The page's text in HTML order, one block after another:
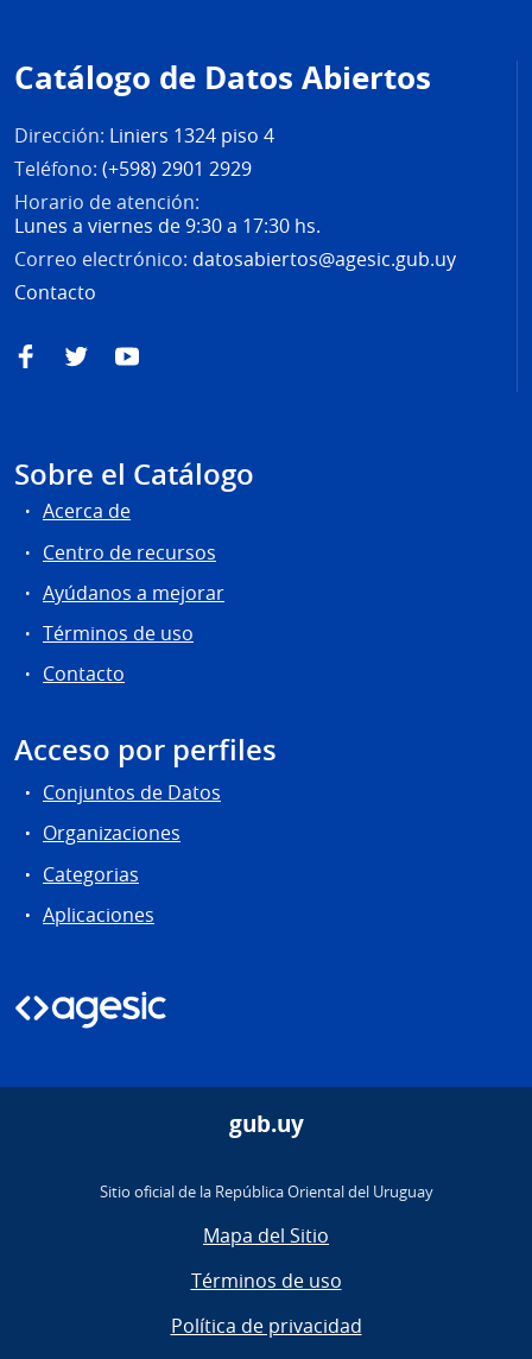
de
página
Catálogo de Datos Abiertos
Dirección: Liniers 1324 piso 4
Teléfono: (+598) 2901 2929
Horario de atención:
Lunes a viernes de 9:30 a 17:30 hs.
Correo electrónico: datosabiertos@agesic.gub.uy
Contacto
FacebookTwitterYouTube
Sobre el Catálogo
Acerca de
Centro de recursos
Ayúdanos a mejorar
Términos de uso
Contacto
Acceso por perfiles
Conjuntos de Datos
Organizaciones
Categorias
Aplicaciones
gub.uy
Sitio oficial de la República Oriental del Uruguay
Mapa del Sitio
Términos de uso
Política de privacidad